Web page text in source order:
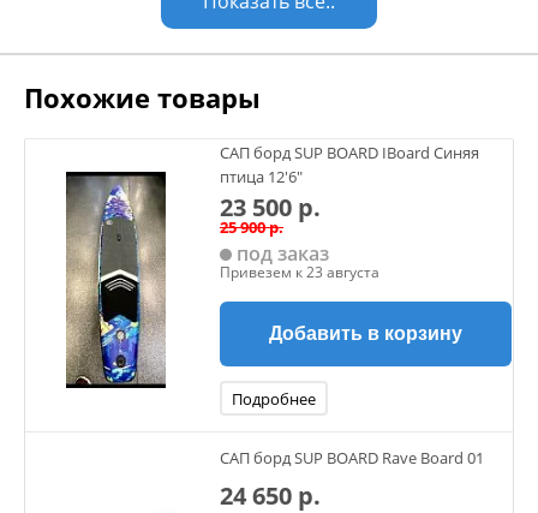
Похожие товары
САП борд SUP BOARD IBoard Синяя
птица 12'6"
23 500 р.
25 900 р.
под заказ
Привезем к 23 августа
Добавить в корзину
Подробнее
САП борд SUP BOARD Rave Board 01
24 650 р.